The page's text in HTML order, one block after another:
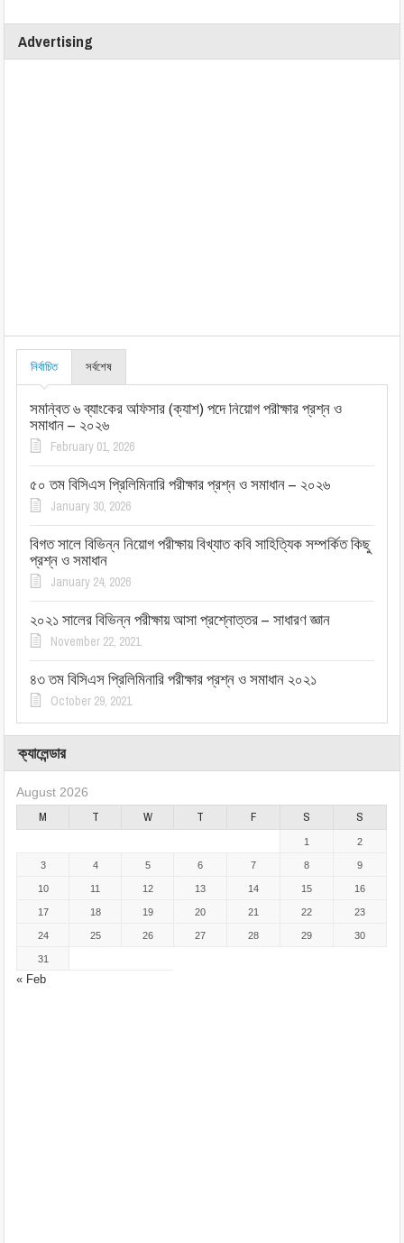
Advertising
নির্বাচিত সর্বশেষ
সমন্বিত ৬ ব্যাংকের অফিসার (ক্যাশ) পদে নিয়োগ পরীক্ষার প্রশ্ন ও
সমাধান – ২০২৬
February 01, 2026
৫০ তম বিসিএস প্রিলিমিনারি পরীক্ষার প্রশ্ন ও সমাধান – ২০২৬
January 30, 2026
বিগত সালে বিভিন্ন নিয়োগ পরীক্ষায় বিখ্যাত কবি সাহিত্যিক সম্পর্কিত কিছু
প্রশ্ন ও সমাধান
January 24, 2026
২০২১ সালের বিভিন্ন পরীক্ষায় আসা প্রশ্নোত্তর – সাধারণ জ্ঞান
November 22, 2021
৪৩ তম বিসিএস প্রিলিমিনারি পরীক্ষার প্রশ্ন ও সমাধান ২০২১
October 29, 2021
ক্যালেন্ডার
August 2026
M T W T F S S
« Feb
1 2
3 4 5 6 7 8 9
10 11 12 13 14 15 16
17 18 19 20 21 22 23
24 25 26 27 28 29 30
31